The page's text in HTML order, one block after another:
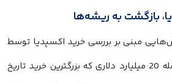
بازگشت به ریشه‌ها
سال 2024، گزارش‌هایی مبنی بر بررسی خرید اکسپدیا توسط
اوبر منتشر شد. این معامله 20 میلیارد دلاری که بزرگترین خرید تاریخ